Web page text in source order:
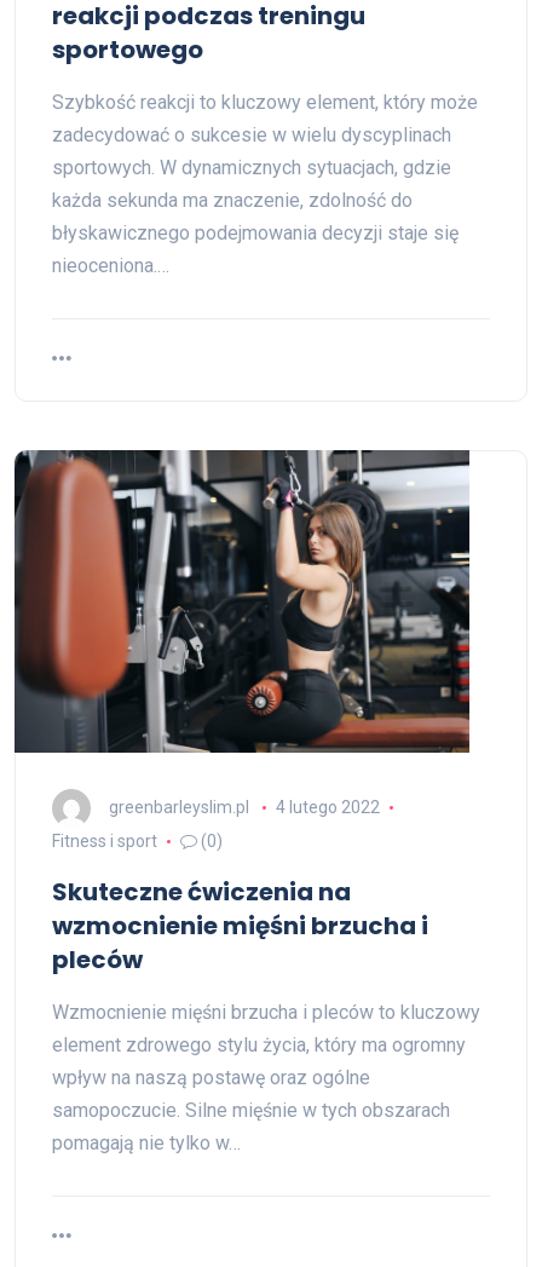
reakcji podczas treningu
sportowego
Szybkość reakcji to kluczowy element, który może
zadecydować o sukcesie w wielu dyscyplinach
sportowych. W dynamicznych sytuacjach, gdzie
każda sekunda ma znaczenie, zdolność do
błyskawicznego podejmowania decyzji staje się
nieoceniona.…
greenbarleyslim.pl
4 lutego 2022
Fitness i sport
(0)
Skuteczne ćwiczenia na
wzmocnienie mięśni brzucha i
pleców
Wzmocnienie mięśni brzucha i pleców to kluczowy
element zdrowego stylu życia, który ma ogromny
wpływ na naszą postawę oraz ogólne
samopoczucie. Silne mięśnie w tych obszarach
pomagają nie tylko w…